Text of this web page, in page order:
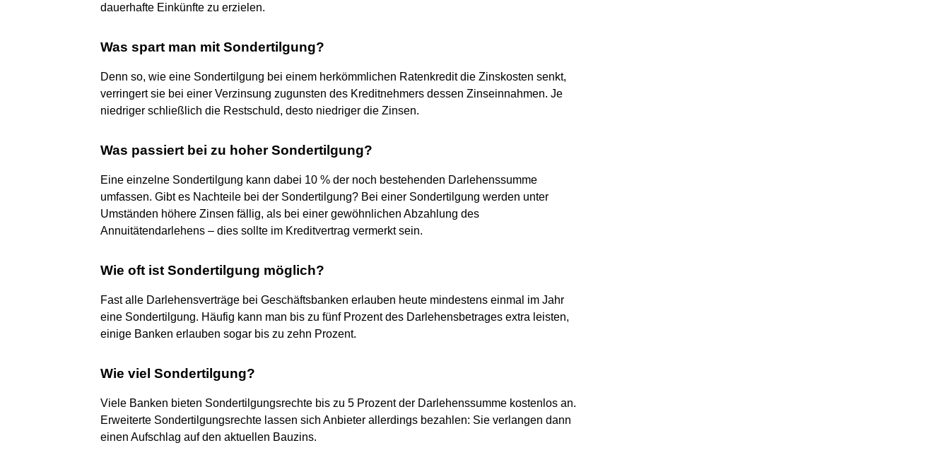
dauerhafte Einkünfte zu erzielen.
Was spart man mit Sondertilgung?
Denn so, wie eine Sondertilgung bei einem herkömmlichen Ratenkredit die Zinskosten senkt,
verringert sie bei einer Verzinsung zugunsten des Kreditnehmers dessen Zinseinnahmen. Je
niedriger schließlich die Restschuld, desto niedriger die Zinsen.
Was passiert bei zu hoher Sondertilgung?
Eine einzelne Sondertilgung kann dabei 10 % der noch bestehenden Darlehenssumme
umfassen. Gibt es Nachteile bei der Sondertilgung? Bei einer Sondertilgung werden unter
Umständen höhere Zinsen fällig, als bei einer gewöhnlichen Abzahlung des
Annuitätendarlehens – dies sollte im Kreditvertrag vermerkt sein.
Wie oft ist Sondertilgung möglich?
Fast alle Darlehensverträge bei Geschäftsbanken erlauben heute mindestens einmal im Jahr
eine Sondertilgung. Häufig kann man bis zu fünf Prozent des Darlehensbetrages extra leisten,
einige Banken erlauben sogar bis zu zehn Prozent.
Wie viel Sondertilgung?
Viele Banken bieten Sondertilgungsrechte bis zu 5 Prozent der Darlehenssumme kostenlos an.
Erweiterte Sondertilgungsrechte lassen sich Anbieter allerdings bezahlen: Sie verlangen dann
einen Aufschlag auf den aktuellen Bauzins.